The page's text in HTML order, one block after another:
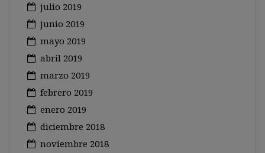
julio 2019
junio 2019
mayo 2019
abril 2019
marzo 2019
febrero 2019
enero 2019
diciembre 2018
noviembre 2018